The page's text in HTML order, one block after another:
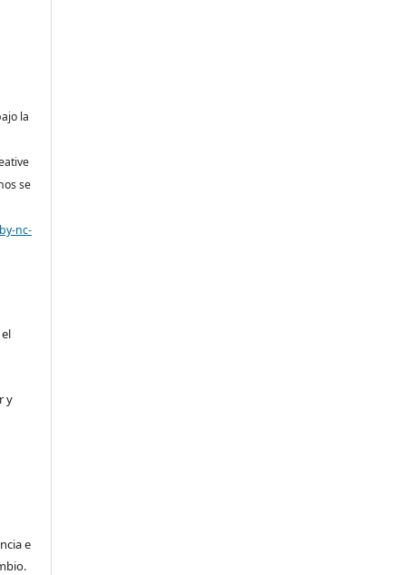
la
se
nc-
y
e